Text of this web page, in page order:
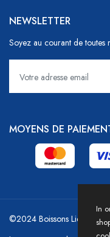
NEWSLETTER
Soyez au courant de toutes
MOYENS DE
©2024 Boissons Liechti -
In